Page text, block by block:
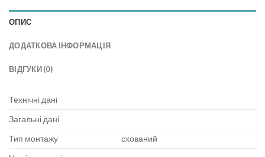
ОПИС
ДОДАТКОВА ІНФОРМАЦІЯ
ВІДГУКИ (0)
Технічні дані
Загальні дані
Тип монтажу
схований